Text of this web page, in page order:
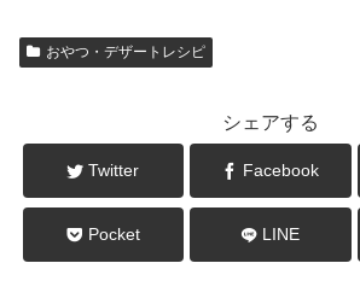
おやつ・デザートレシピ
シェアする
Twitter Facebook
Pocket LINE